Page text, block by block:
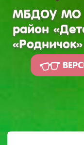
МБДОУ МО
район
«Родничок»